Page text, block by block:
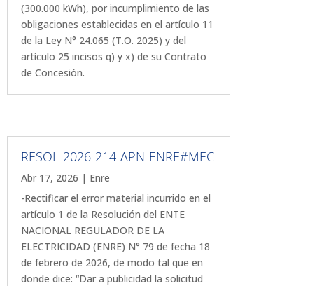
(300.000 kWh), por incumplimiento de las
obligaciones establecidas en el artículo 11
de la Ley N° 24.065 (T.O. 2025) y del
artículo 25 incisos q) y x) de su Contrato
de Concesión.
RESOL-2026-214-APN-ENRE#MEC
Abr 17, 2026 | Enre
-Rectificar el error material incurrido en el
artículo 1 de la Resolución del ENTE
NACIONAL REGULADOR DE LA
ELECTRICIDAD (ENRE) N° 79 de fecha 18
de febrero de 2026, de modo tal que en
donde dice: “Dar a publicidad la solicitud